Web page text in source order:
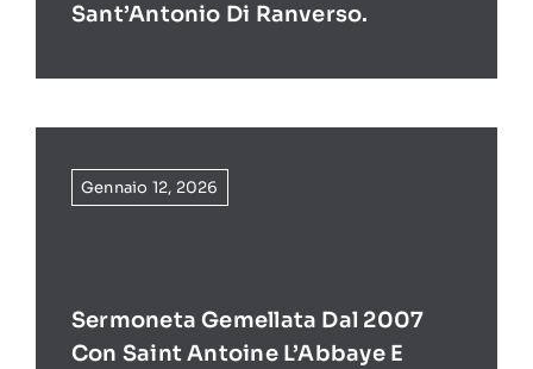
Sant’Antonio Di Ranverso.
Gennaio 12, 2026
Sermoneta Gemellata Dal 2007
Con Saint Antoine L’Abbaye E